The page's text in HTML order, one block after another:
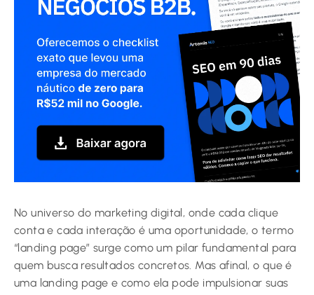
No universo do marketing digital, onde cada clique
conta e cada interação é uma oportunidade, o termo
“landing page” surge como um pilar fundamental para
quem busca resultados concretos. Mas afinal, o que é
uma landing page e como ela pode impulsionar suas